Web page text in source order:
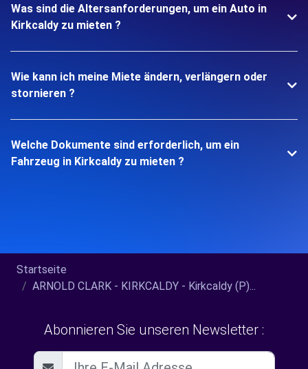
Was sind die Altersanforderungen, um ein Auto in
Kirkcaldy zu mieten ?
Wie kann ich meine Miete ändern, verlängern oder
stornieren ?
Welche Dokumente sind erforderlich, um ein
Fahrzeug in Kirkcaldy zu mieten ?
Startseite
ARNOLD CLARK - KIRKCALDY - Kirkcaldy (P)...
Abonnieren Sie unseren Newsletter :